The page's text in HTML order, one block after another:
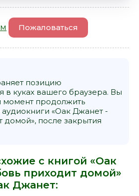
Пожаловаться
позицию
в куках вашего браузера. Вы
продолжить
«Оак Джанет -
после закрытия
с книгой «Оак
приходит домой»
Джанет: